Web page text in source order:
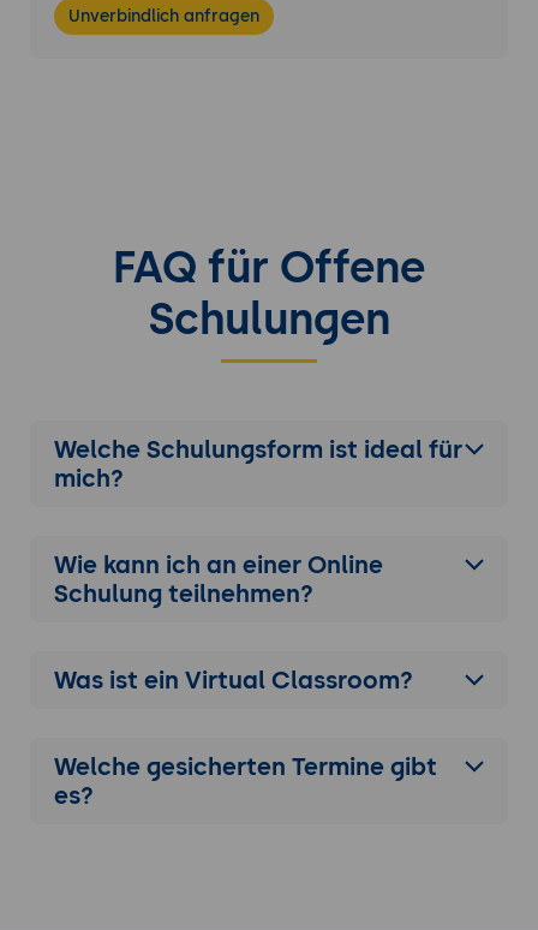
Unverbindlich anfragen
FAQ für Offene
Schulungen
Welche Schulungsform ist ideal für
mich?
Wie kann ich an einer Online
Schulung teilnehmen?
Was ist ein Virtual Classroom?
Welche gesicherten Termine gibt
es?